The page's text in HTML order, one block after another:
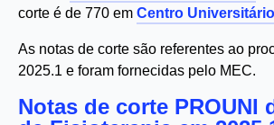
corte é de 770 em Centro
As notas de corte são referentes ao
2025.1 e foram fornecidas pelo MEC.
Notas de corte PROUNI